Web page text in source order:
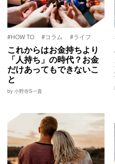
#HOW TO #コラム #ライフ
これからはお金持ちより
「人持ち」の時代？お金
だけあってもできないこ
と
by 小野寺S一貴